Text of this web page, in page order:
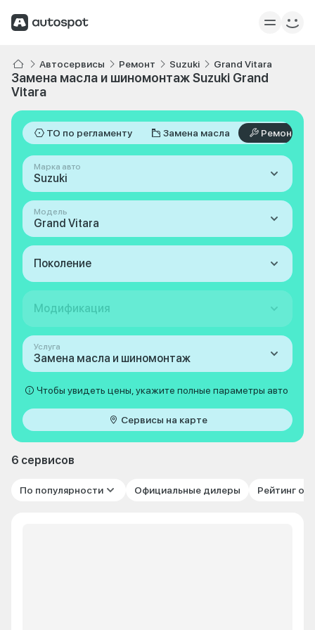
Автосервисы Ремонт Suzuki Grand Vitara
Замена масла и шиномонтаж Suzuki Grand
Vitara
ТО по регламенту Замена масла Ремонт
Марка авто
Suzuki
Модель
Grand Vitara
Поколение
Модификация
Услуга
Замена масла и шиномонтаж
Чтобы увидеть цены, укажите полные параметры авто
Сервисы на карте
6 сервисов
По популярности Официальные дилеры Рейтинг